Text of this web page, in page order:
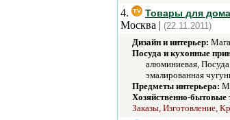
4. Товары для
Москва | (22.11.2011)
Дизайн и интерьер:
Посуда и кухонные
алюминиевая,
эмалированная
Предметы интерьера:
Хозяйственно-бытовые
Заказы, Изготовление,